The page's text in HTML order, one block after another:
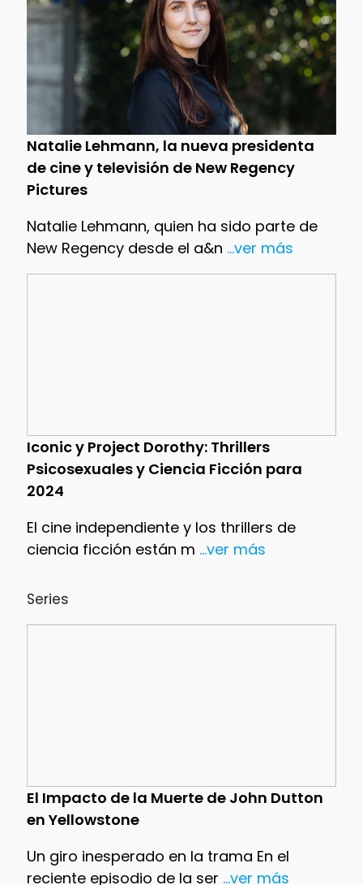
Natalie Lehmann, la nueva presidenta
de cine y televisión de New Regency
Pictures
Natalie Lehmann, quien ha sido parte de
New Regency desde el a&n ...ver más
Iconic y Project Dorothy: Thrillers
Psicosexuales y Ciencia Ficción para
2024
El cine independiente y los thrillers de
ciencia ficción están m ...ver más
Series
El Impacto de la Muerte de John Dutton
en Yellowstone
Un giro inesperado en la trama En el
reciente episodio de la ser ...ver más